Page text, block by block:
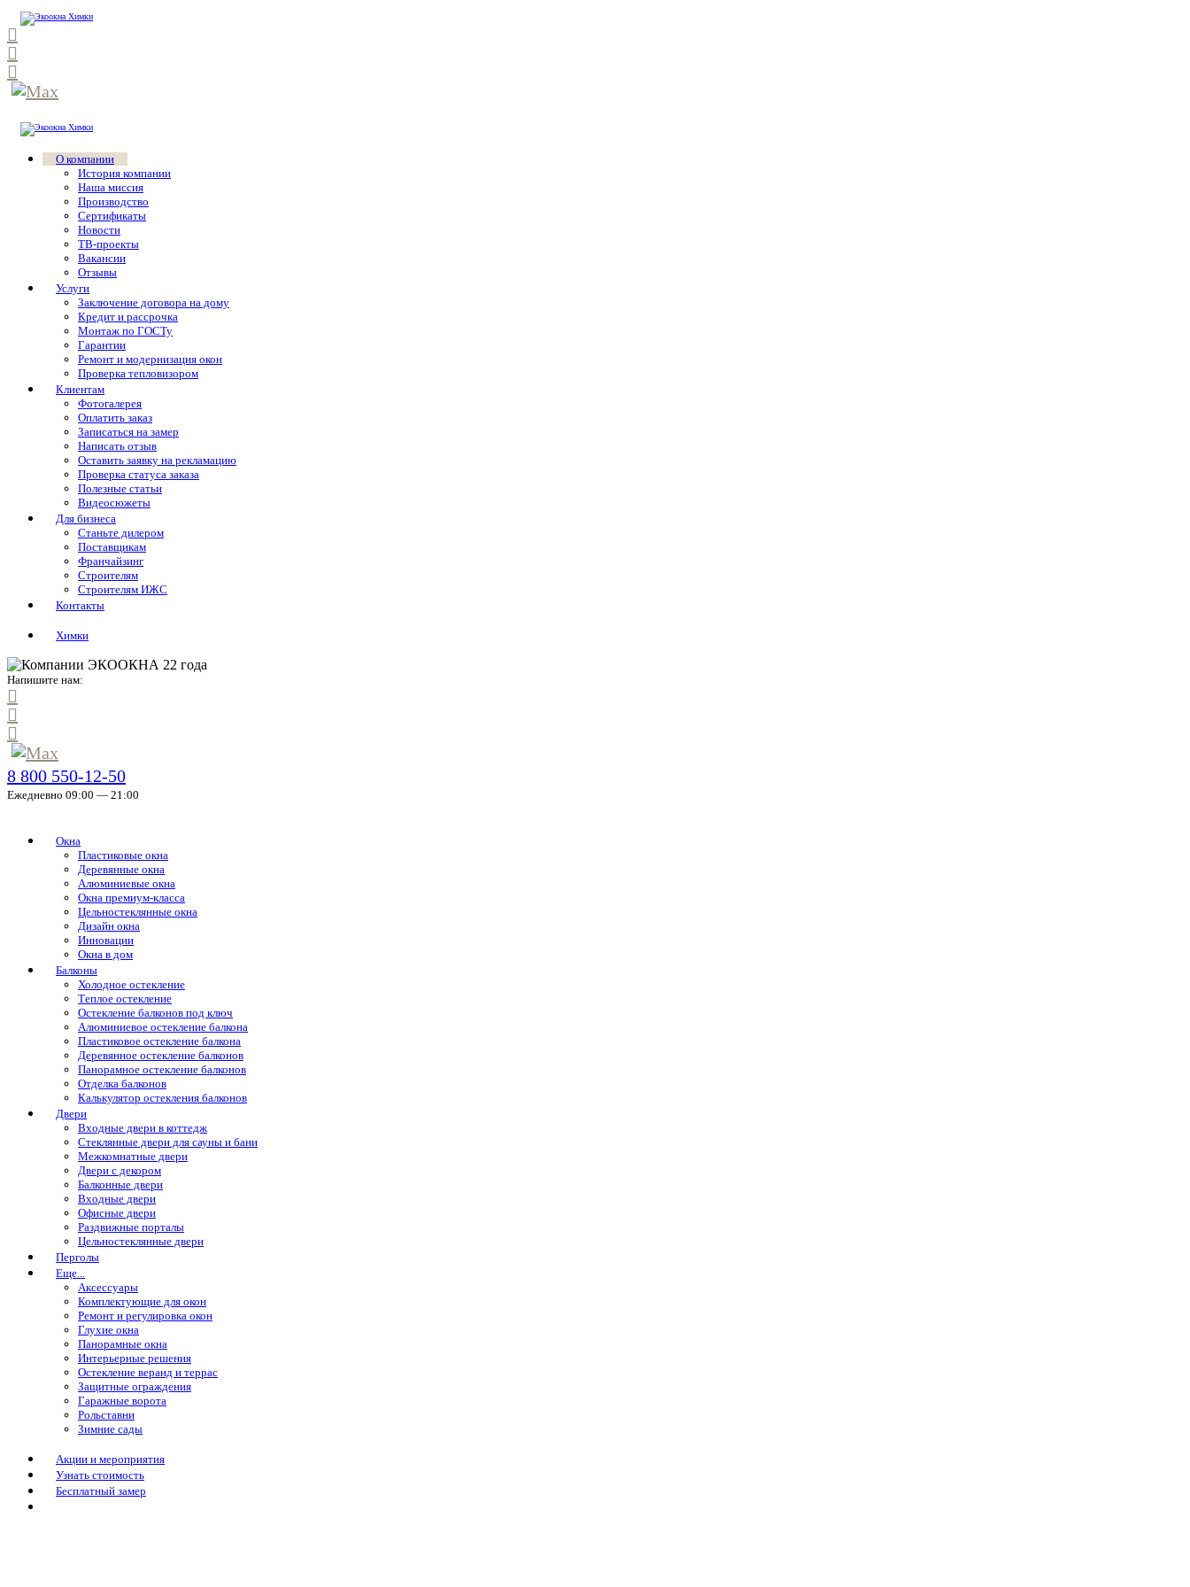
О компании
История компании
Наша миссия
Производство
Сертификаты
Новости
ТВ-проекты
Вакансии
Отзывы
Услуги
Заключение договора на дому
Кредит и рассрочка
Монтаж по ГОСТу
Гарантии
Ремонт и модернизация окон
Проверка тепловизором
Клиентам
Фотогалерея
Оплатить заказ
Записаться на замер
Написать отзыв
Оставить заявку на рекламацию
Проверка статуса заказа
Полезные статьи
Видеосюжеты
Для бизнеса
Станьте дилером
Поставщикам
Франчайзинг
Строителям
Строителям ИЖС
Контакты
Химки
Напишите нам:
8 800 550-12-50
Ежедневно 09:00 — 21:00
Окна
Пластиковые окна
Деревянные окна
Алюминиевые окна
Окна премиум-класса
Цельностеклянные окна
Дизайн окна
Инновации
Окна в дом
Балконы
Холодное остекление
Теплое остекление
Остекление балконов под ключ
Алюминиевое остекление балкона
Пластиковое остекление балкона
Деревянное остекление балконов
Панорамное остекление балконов
Отделка балконов
Калькулятор остекления балконов
Двери
Входные двери в коттедж
Стеклянные двери для сауны и бани
Межкомнатные двери
Двери с декором
Балконные двери
Входные двери
Офисные двери
Раздвижные порталы
Цельностеклянные двери
Перголы
Еще...
Аксессуары
Комплектующие для окон
Ремонт и регулировка окон
Глухие окна
Панорамные окна
Интерьерные решения
Остекление веранд и террас
Защитные ограждения
Гаражные ворота
Рольставни
Зимние сады
Акции и мероприятия
Узнать стоимость
Бесплатный замер